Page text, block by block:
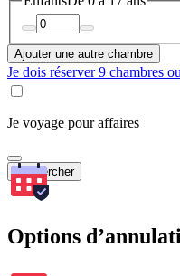
Ajouter une autre chambre
Je dois réserver 9 chambres
Je voyage pour affaires
Rechercher
Options